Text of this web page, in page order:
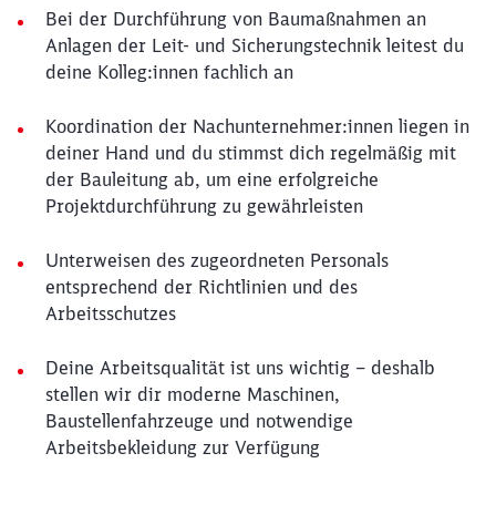
Bei der Durchführung von Baumaßnahmen an
Anlagen der Leit- und Sicherungstechnik leitest du
deine Kolleg:innen fachlich an
Koordination der Nachunternehmer:innen liegen in
deiner Hand und du stimmst dich regelmäßig mit
der Bauleitung ab, um eine erfolgreiche
Projektdurchführung zu gewährleisten
Unterweisen des zugeordneten Personals
entsprechend der Richtlinien und des
Arbeitsschutzes
Deine Arbeitsqualität ist uns wichtig – deshalb
stellen wir dir moderne Maschinen,
Baustellenfahrzeuge und notwendige
Arbeitsbekleidung zur Verfügung